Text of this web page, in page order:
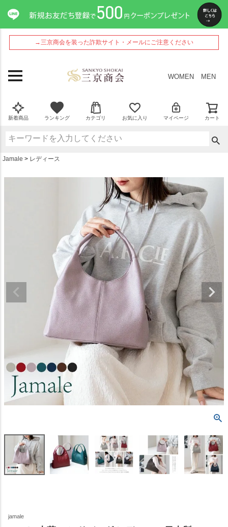
→三京商会を装った詐欺サイト・メールにご注意ください
WOMEN MEN
新着商品 ランキング カテゴリ お気に入り マイページ カート
Jamale レディース
jamale
ペー
ジト
ップ
へ